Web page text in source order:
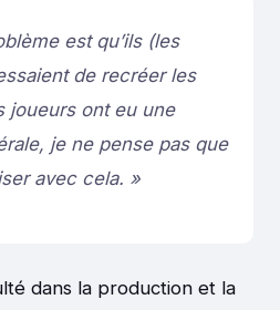
est qu’ils (les
de recréer les
joueurs ont eu une
je ne pense pas que
avec cela. »
dans la production et la